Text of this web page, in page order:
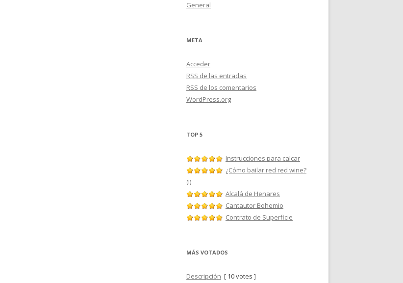
General
META
Acceder
RSS de las entradas
RSS de los comentarios
WordPress.org
TOP 5
Instrucciones para calcar
¿Cómo bailar red red wine?
(I)
Alcalá de Henares
Cantautor Bohemio
Contrato de Superficie
MÁS VOTADOS
Descripción [ 10 votes ]